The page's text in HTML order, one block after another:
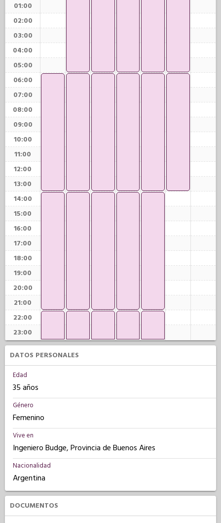
01:00
02:00
03:00
04:00
05:00
06:00
07:00
08:00
09:00
10:00
11:00
12:00
13:00
14:00
15:00
16:00
17:00
18:00
19:00
20:00
21:00
22:00
23:00
DATOS PERSONALES
Edad
35 años
Género
Femenino
Vive en
Ingeniero Budge, Provincia de Buenos Aires
Nacionalidad
Argentina
DOCUMENTOS